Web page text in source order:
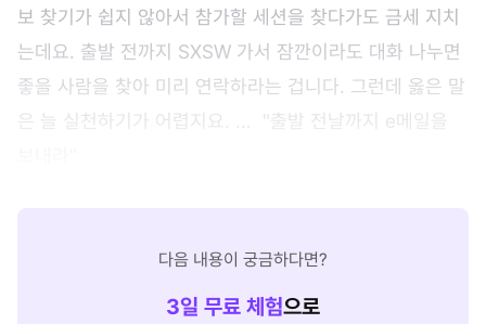
보 찾기가 쉽지 않아서 참가할 세션을 찾다가도 금세 지치
는데요. 출발 전까지 SXSW 가서 잠깐이라도 대화 나누면
좋을 사람을 찾아 미리 연락하라는 겁니다. 그런데 옳은 말
은 늘 실천하기가 어렵지요. ... "출발 전날까지 e메일을
다음 내용이 궁금하다면?
3일 무료 체험으로